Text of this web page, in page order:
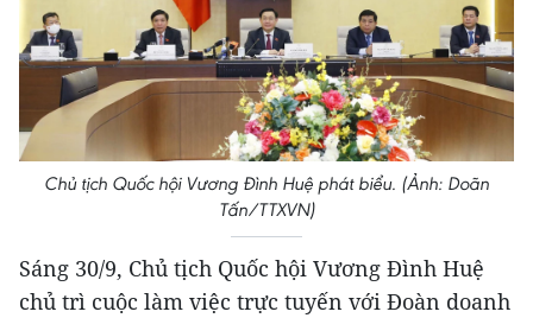
Chủ tịch Quốc hội Vương Đình Huệ phát biểu. (Ảnh: Doãn
Tấn/TTXVN)
Sáng 30/9, Chủ tịch Quốc hội Vương Đình Huệ
chủ trì cuộc làm việc trực tuyến với Đoàn doanh